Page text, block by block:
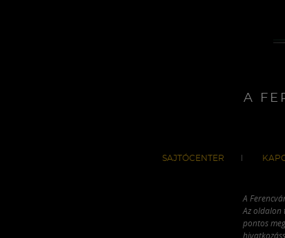
A
SAJTÓCENTER
A
Az oldalon
pontos